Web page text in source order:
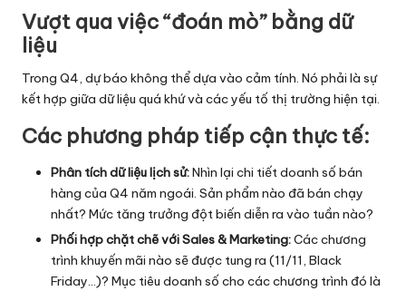
Vượt qua việc “đoán mò” bằng dữ
liệu
Trong Q4, dự báo không thể dựa vào cảm tính. Nó phải là sự
kết hợp giữa dữ liệu quá khứ và các yếu tố thị trường hiện tại.
Các phương pháp tiếp cận thực tế:
Phân tích dữ liệu lịch sử:Nhìn lại chi tiết doanh số bán
hàng của Q4 năm ngoái. Sản phẩm nào đã bán chạy
nhất? Mức tăng trưởng đột biến diễn ra vào tuần nào?
Phối hợp chặt chẽ với Sales & Marketing:Các chương
trình khuyến mãi nào sẽ được tung ra (11/11, Black
Friday…)? Mục tiêu doanh số cho các chương trình đó là